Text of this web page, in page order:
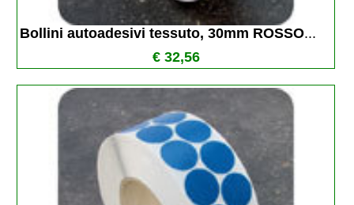
Bollini autoadesivi tessuto, 30mm ROSSO...
€ 32,56